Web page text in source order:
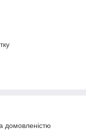
домовленістю